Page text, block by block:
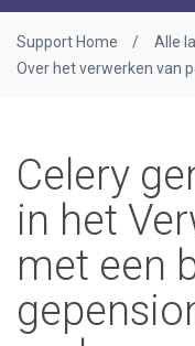
Support Home
Alle
Over het verwerken van
Celery
in het
met een